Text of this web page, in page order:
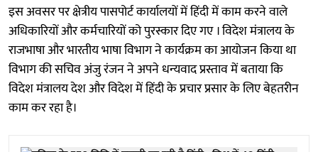
इस अवसर पर क्षेत्रीय पासपोर्ट कार्यालयों में हिंदी में काम करने वाले
अधिकारियों और कर्मचारियों को पुरस्कार दिए गए । विदेश मंत्रालय के
राजभाषा और भारतीय भाषा विभाग ने कार्यक्रम का आयोजन किया था
विभाग की सचिव अंजु रंजन ने अपने धन्यवाद प्रस्ताव में बताया कि
विदेश मंत्रालय देश और विदेश में हिंदी के प्रचार प्रसार के लिए बेहतरीन
काम कर रहा है।